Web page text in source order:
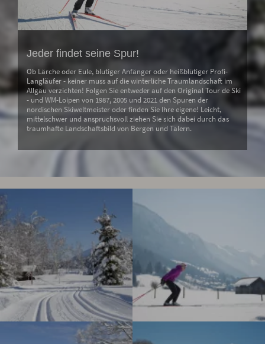
Jeder findet seine Spur!
Ob Lärche oder Eule, blutiger Anfänger oder heißblütiger Profi-
Langläufer - keiner muss auf die winterliche Traumlandschaft im
Allgäu verzichten! Folgen Sie entweder auf den Original Tour de Ski
- und WM-Loipen von 1987, 2005 und 2021 den Spuren der
nordischen Skiweltmeister oder finden Sie Ihre eigene! Leicht,
mittelschwer und anspruchsvoll ziehen Sie sich dabei durch das
traumhafte Landschaftsbild von Bergen und Tälern.